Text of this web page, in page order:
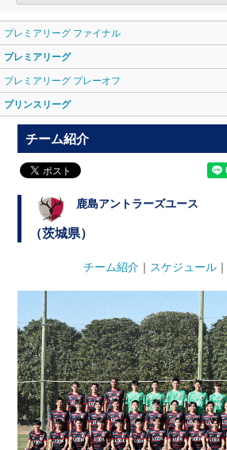
プレミアリーグ ファイナル
プレミアリーグ
プレミアリーグ プレーオフ
プリンスリーグ
チーム紹介
鹿島アントラーズユース
（茨城県）
チーム紹介 ｜ スケジュール ｜